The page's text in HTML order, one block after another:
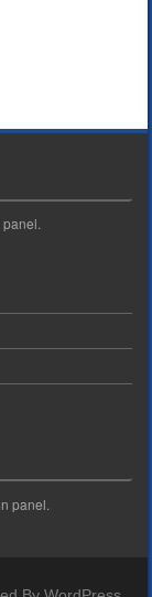
panel.
panel.